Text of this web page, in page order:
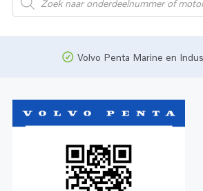
Onderdelen
Bedrijfsvaart
Volvo Penta Marine en